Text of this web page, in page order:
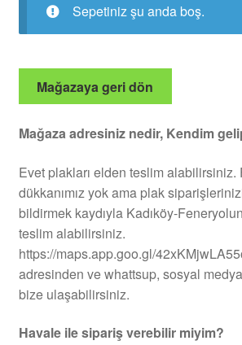
Sepetiniz şu anda boş.
Mağazaya geri dön
Mağaza adresiniz nedir, Kendim
Evet plakları elden teslim alabilirsiniz.
dükkanımız yok ama plak
bildirmek kaydıyla Kadıköy-
teslim alabilirsiniz.
https://maps.app.goo.gl/
adresinden ve whattsup, sosyal
bize ulaşabilirsiniz.
Havale ile sipariş verebilir miyim?